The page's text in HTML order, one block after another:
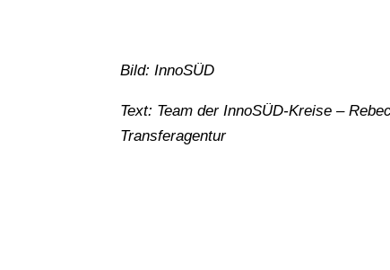
Bild: InnoSÜD
Text: Team der InnoSÜD-Kreise –
Transferagentur